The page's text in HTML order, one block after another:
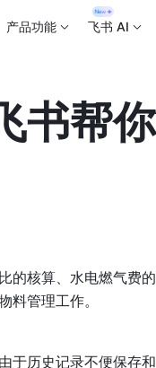
产品功能 飞书 AI
书帮
的核算、水电燃气费
料管理工作。
于历史记录不便保存